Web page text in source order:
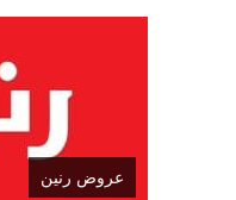
عروض رنين